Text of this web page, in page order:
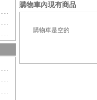
購物車內現有商品
購物車是空的